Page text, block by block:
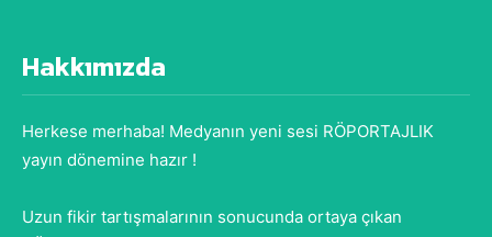
Hakkımızda
Herkese merhaba! Medyanın yeni sesi RÖPORTAJLIK
yayın dönemine hazır !
Uzun fikir tartışmalarının sonucunda ortaya çıkan